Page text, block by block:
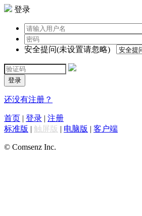
登录
安全提问(未设置请忽略)
登录
还没有注册？
首页 | 登录 | 注册
标准版 | 触屏版 | 电脑版 | 客户端
© Comsenz Inc.